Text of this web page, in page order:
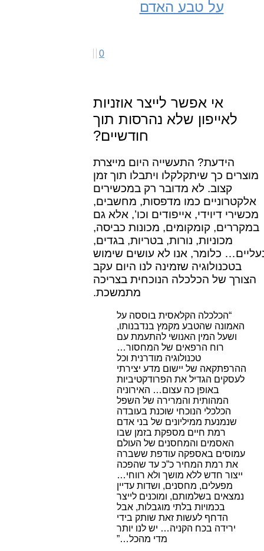
על טבע האדם
0
אי אפשר לייצר אוזניות
לאייפון שלא נהרסות תוך
חודשיים?
הידעת? התעשייה היום מייצרת
מוצרים כך שיתקלקלו ויתבלו תוך זמן
קצוב. לא מדובר רק במכשירים
אלקטרוניים כמו מדפסות, מחשבים,
מכשירי דיוידי, אייפודים וכו’, אלא גם
במקררים, קומקומים, מכונות כביסה,
מכוניות, נורות, בטריות, בגדים,
כלומר, אנו לא עושים שימוש
בטכנולוגיה שזמינה לנו היום עקב
הצורך של הכלכלה הנוכחית בצריכה
מתמשכת.
“הכלכלה הקלאסית בוססה על
האמונה שהטבע מקמץ בנדבנותו,
ושעל המין האנושי להתעמת עם
רוח הרפאים של המחסור…
טכנולוגיה מודרנית וכל
ההרפתקאה של יישום מדע יצירתי
לעסקים הגדיל את הפרודקטיביות
באופן כה עצום… האירוניה
המהותית והמרירה של השפל
הכלכלי הנוכחי שוכנת בעובדה
שנמנעת ממיליונים של בני אדם
רמת חיים מספקת בזמן שבו
האסמים והמחסנים של העולם
עמוסים באספקה עודפת ששברה
את רמת המחיר כ”כ עד שהפכה
ייצור חדש ללא מושך ולא רווחי…
מפעלים, מחסנים, ושדות עדיין
נמצאים בשלמותם, ומוכנים לייצר
בכמויות בלתי מוגבלות, אבל
הדחף לעשות זאת שותק בידי
ירידה בכח הקניה… יש לנו יותר
מדי מהכל…”